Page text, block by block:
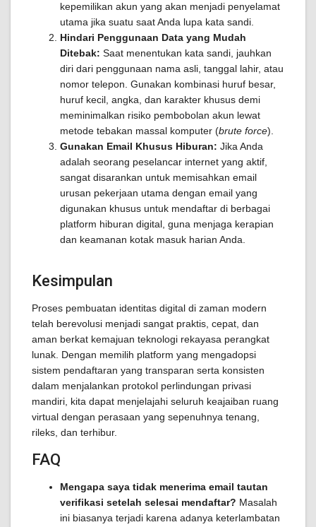
kepemilikan akun yang akan menjadi penyelamat
utama jika suatu saat Anda lupa kata sandi.
Hindari Penggunaan Data yang Mudah
Ditebak: Saat menentukan kata sandi, jauhkan
diri dari penggunaan nama asli, tanggal lahir, atau
nomor telepon. Gunakan kombinasi huruf besar,
huruf kecil, angka, dan karakter khusus demi
meminimalkan risiko pembobolan akun lewat
metode tebakan massal komputer (brute force).
Gunakan Email Khusus Hiburan: Jika Anda
adalah seorang peselancar internet yang aktif,
sangat disarankan untuk memisahkan email
urusan pekerjaan utama dengan email yang
digunakan khusus untuk mendaftar di berbagai
platform hiburan digital, guna menjaga kerapian
dan keamanan kotak masuk harian Anda.
Kesimpulan
Proses pembuatan identitas digital di zaman modern
telah berevolusi menjadi sangat praktis, cepat, dan
aman berkat kemajuan teknologi rekayasa perangkat
lunak. Dengan memilih platform yang mengadopsi
sistem pendaftaran yang transparan serta konsisten
dalam menjalankan protokol perlindungan privasi
mandiri, kita dapat menjelajahi seluruh keajaiban ruang
virtual dengan perasaan yang sepenuhnya tenang,
rileks, dan terhibur.
FAQ
Mengapa saya tidak menerima email tautan
verifikasi setelah selesai mendaftar? Masalah
ini biasanya terjadi karena adanya keterlambatan